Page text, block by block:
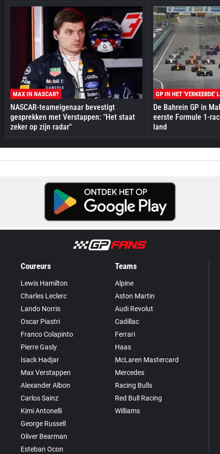
MAX IN NASCAR?
NASCAR-teameigenaar bevestigt
gesprekken met Verstappen: "Het staat
zeker op zijn radar"
GP IN HET 'VERKEERDE'
De Bahrein GP in
eerste Formule 1-
land
Coureurs
Lewis Hamilton
Charles Leclerc
Lando Norris
Oscar Piastri
Franco Colapinto
Pierre Gasly
Isack Hadjar
Max Verstappen
Alexander Albon
Carlos Sainz
Kimi Antonelli
George Russell
Oliver Bearman
Esteban Ocon
Teams
Alpine
Aston Martin
Audi Revolut
Cadillac
Ferrari
Haas
McLaren Mastercard
Mercedes
Racing Bulls
Red Bull Racing
Williams